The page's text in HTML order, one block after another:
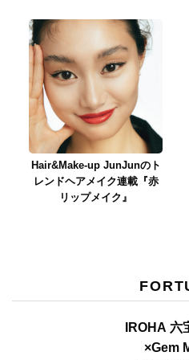
Hair&Make-up JunJunのト
レンドヘアメイク連載『赤
リップメイク』
IROHA 六
×Gem